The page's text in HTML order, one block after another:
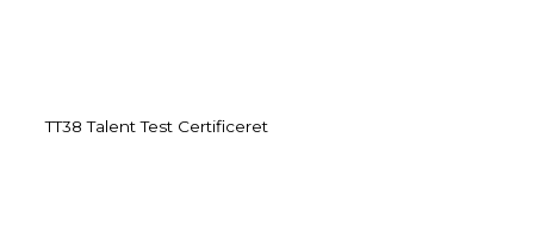
TT38 Talent Test Certificeret